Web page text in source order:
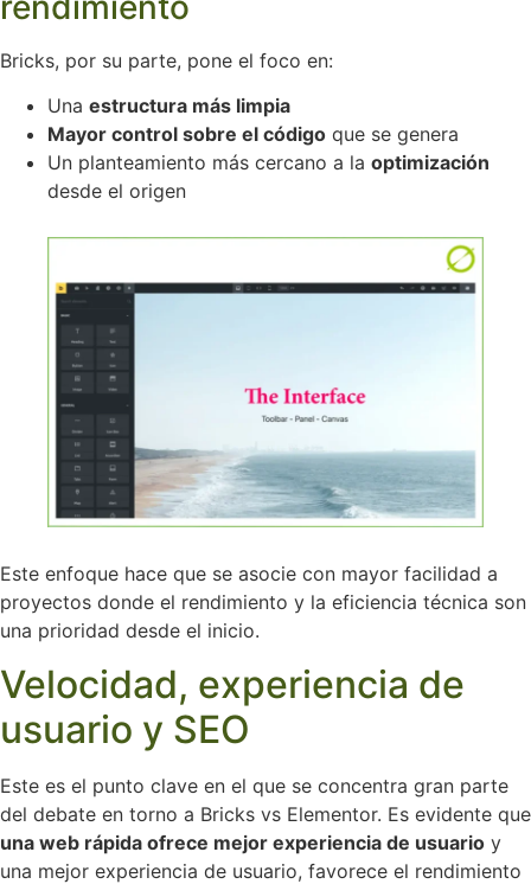
Bricks, por su parte, pone el foco en:
Una estructura más limpia
Mayor control sobre el código que se genera
Un planteamiento más cercano a la optimización
desde el origen
Este enfoque hace que se asocie con mayor facilidad a
proyectos donde el rendimiento y la eficiencia técnica son
una prioridad desde el inicio.
Velocidad, experiencia de
usuario y SEO
Este es el punto clave en el que se concentra gran parte
del debate en torno a Bricks vs Elementor. Es evidente que
una web rápida ofrece mejor experiencia de usuario y
una mejor experiencia de usuario, favorece el rendimiento